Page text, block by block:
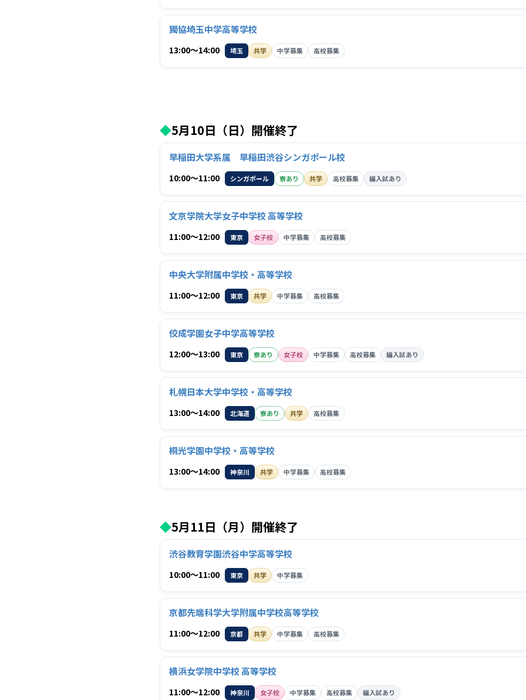
獨協埼玉中学高等学校
13:00〜14:00 埼玉 共学 中学募集 高校募集
◆5月10日（日）開催終了
早稲田大学系属 早稲田渋谷シンガポール校
10:00〜11:00 シンガポール 寮あり 共学 高校募集 編入試あり
文京学院大学女子中学校 高等学校
11:00〜12:00 東京 女子校 中学募集 高校募集
中央大学附属中学校・高等学校
11:00〜12:00 東京 共学 中学募集 高校募集
佼成学園女子中学高等学校
12:00〜13:00 東京 寮あり 女子校 中学募集 高校募集 編入試あり
札幌日本大学中学校・高等学校
13:00〜14:00 北海道 寮あり 共学 高校募集
桐光学園中学校・高等学校
13:00〜14:00 神奈川 共学 中学募集 高校募集
◆5月11日（月）開催終了
渋谷教育学園渋谷中学高等学校
10:00〜11:00 東京 共学 中学募集
京都先端科学大学附属中学校高等学校
11:00〜12:00 京都 共学 中学募集 高校募集
横浜女学院中学校 高等学校
11:00〜12:00 神奈川 女子校 中学募集 高校募集 編入試あり